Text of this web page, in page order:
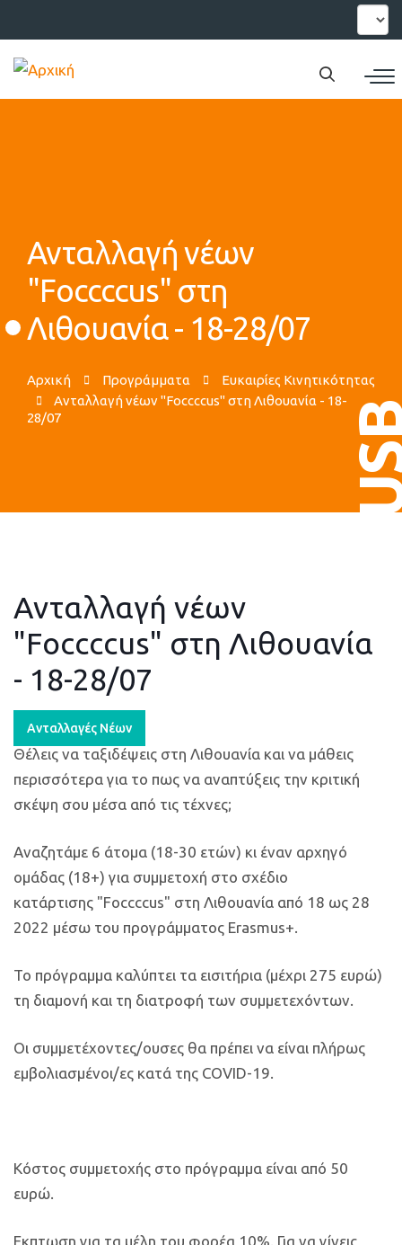
προς
το
Select
Ανταλλαγή νέων
"Foccccus" στη
Λιθουανία - 18-28/07
Αρχική Προγράμματα
Ευκαιρίες Κινητικότητας
Ανταλλαγή νέων "Foccccus" στη Λιθουανία - 18-
28/07
Ανταλλαγή νέων
"Foccccus" στη Λιθουανία
- 18-28/07
Ανταλλαγές Νέων
Θέλεις να ταξιδέψεις στη Λιθουανία και να μάθεις
περισσότερα για το πως να αναπτύξεις την κριτική
σκέψη σου μέσα από τις τέχνες;
Αναζητάμε 6 άτομα (18-30 ετών) κι έναν αρχηγό
ομάδας (18+) για συμμετοχή στο σχέδιο
κατάρτισης "Foccccus" στη Λιθουανία από 18 ως 28
2022 μέσω του προγράμματος Erasmus+.
Το πρόγραμμα καλύπτει τα εισιτήρια (μέχρι 275 ευρώ)
τη διαμονή και τη διατροφή των συμμετεχόντων.
Οι συμμετέχοντες/ουσες θα πρέπει να είναι πλήρως
εμβολιασμένοι/ες κατά της COVID-19.
Κόστος συμμετοχής στο πρόγραμμα είναι από 50
ευρώ.
Εκπτωση για τα μέλη του φορέα 10%. Για να γίνεις